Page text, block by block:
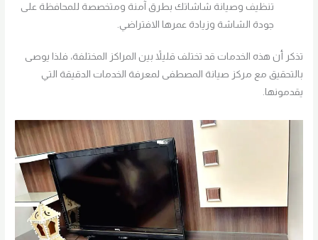
تنظيف وصيانة شاشاتك بطرق آمنة ومتخصصة للمحافظة على
جودة الشاشة وزيادة عمرها الافتراضي.
تذكر أن هذه الخدمات قد تختلف قليلاً بين المراكز المختلفة، فلذا يوصى
بالتحقيق مع مركز صيانة المصطفى لمعرفة الخدمات الدقيقة التي
يقدمونها.